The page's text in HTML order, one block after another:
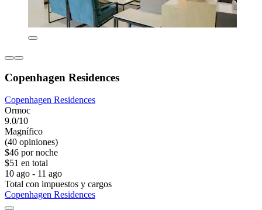
Copenhagen Residences
Copenhagen Residences
Ormoc
9.0/10
Magnífico
(40 opiniones)
$46 por noche
$51 en total
10 ago - 11 ago
Total con impuestos y cargos
Copenhagen Residences